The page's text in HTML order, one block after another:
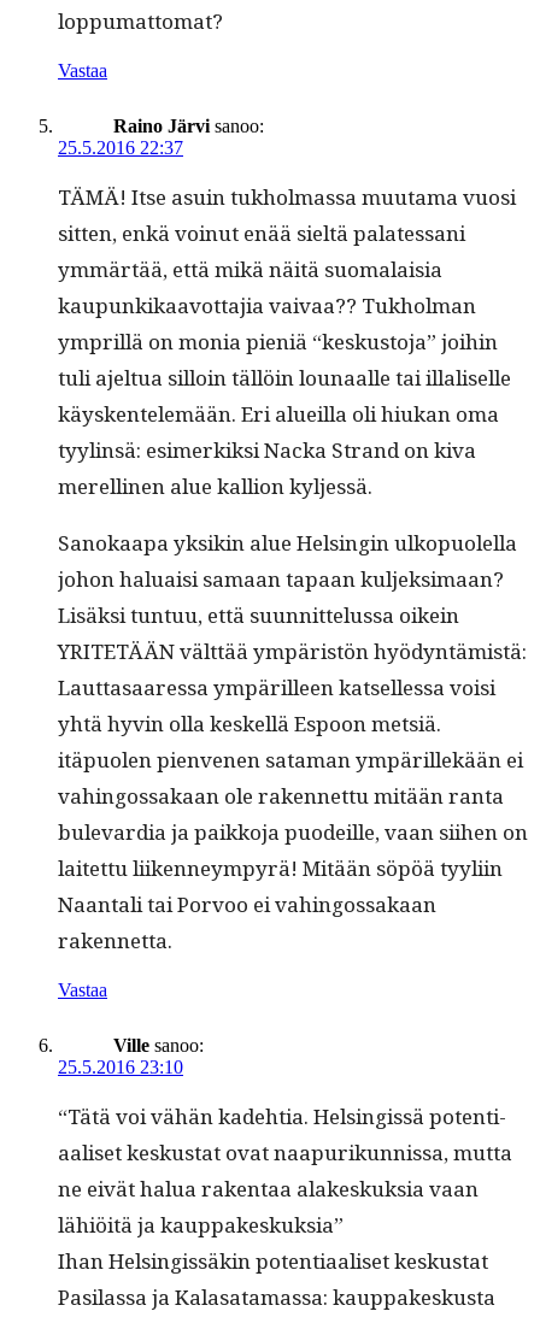
loppumattomat?
Vastaa
Raino Järvi sanoo:
25.5.2016 22:37
TÄMÄ! Itse asuin tukhol­mas­sa muu­ta­ma vuosi
sit­ten, enkä voin­ut enää sieltä palates­sani
ymmärtää, että mikä näitä suo­ma­laisia
kaupunkikaavot­ta­jia vaivaa?? Tukhol­man
ympril­lä on monia pieniä “keskus­to­ja” joi­hin
tuli ajel­tua sil­loin täl­löin lounaalle tai illaliselle
käysken­telemään. Eri alueil­la oli hiukan oma
tyylin­sä: esimerkik­si Nac­ka Strand on kiva
merelli­nen alue kallion kyljessä.
Sanokaa­pa yksikin alue Helsin­gin ulkop­uolel­la
johon halu­aisi samaan tapaan kul­jek­si­maan?
Lisäk­si tun­tuu, että suun­nit­telus­sa oikein
YRITETÄÄN vält­tää ympäristön hyö­dyn­tämistä:
Laut­tasaa­res­sa ympärilleen kat­sel­lessa voisi
yhtä hyvin olla keskel­lä Espoon met­siä.
itäpuolen pien­ve­nen sata­man ympärillekään ei
vahin­gos­sakaan ole raken­net­tu mitään ranta
bule­var­dia ja paikko­ja puodeille, vaan siihen on
laitet­tu liiken­neympyrä! Mitään söpöä tyyli­in
Naan­tali tai Por­voo ei vahin­gos­sakaan
rakennetta.
Vastaa
Ville sanoo:
25.5.2016 23:10
“Tätä voi vähän kade­htia. Helsingis­sä poten­ti­
aaliset kesku­s­tat ovat naa­purikun­nis­sa, mut­ta
ne eivät halua rak­en­taa alakeskuk­sia vaan
lähiöitä ja kauppakeskuksia”
Ihan Helsingis­säkin poten­ti­aaliset kesku­s­tat
Pasi­las­sa ja Kalasa­ta­mas­sa: kaup­pakeskus­ta